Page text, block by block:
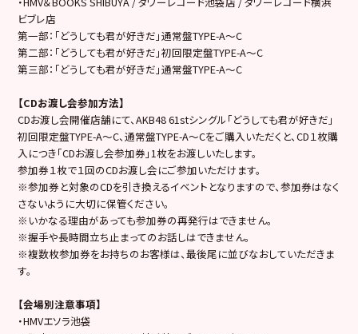
ビブレ店
第一部：「どうしても君が好きだ」通常盤TYPE-A～C
第二部：「どうしても君が好きだ」初回限定盤TYPE-A～C
第三部：「どうしても君が好きだ」通常盤TYPE-A～C
【CDお渡し会参加方法】
CDお渡し会開催店舗にて、AKB48 61stシングル「どうしても君が好きだ」
初回限定盤TYPE-A～C、通常盤TYPE-A～Cをご購入いただくと、CD１枚購
入につき「CDお渡し会参加券」1枚をお渡しいたします。
参加券１枚で１回のCDお渡し会にご参加いただけます。
※参加券と対象のCDを引き換えるイベントとなりますので、参加券はなく
さないように大切に保管ください。
※いかなる理由があっても参加券の再発行はできません。
※握手や長時間立ち止まってのお話しはできません。
※複数枚参加券をお持ちのお客様は、最後尾に並びなおしていただきま
す。
【会場別注意事項】
・HMVエソラ池袋